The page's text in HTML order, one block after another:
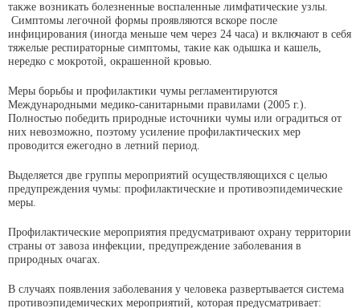
также возникать болезненные воспаленные лимфатические узлы.
Симптомы легочной формы проявляются вскоре после
инфицирования (иногда меньше чем через 24 часа) и включают в себя
тяжелые респираторные симптомы, такие как одышка и кашель,
нередко с мокротой, окрашенной кровью.
Меры борьбы и профилактики чумы регламентируются
Международными медико-санитарными правилами (2005 г.).
Полностью победить природные источники чумы или оградиться от
них невозможно, поэтому усиление профилактических мер
проводится ежегодно в летний период.
Выделяется две группы мероприятий осуществляющихся с целью
предупреждения чумы: профилактические и противоэпидемические
меры.
Профилактические мероприятия предусматривают охрану территории
страны от завоза инфекции, предупреждение заболевания в
природных очагах.
В случаях появления заболевания у человека развертывается система
противоэпидемических мероприятий, которая предусматривает: